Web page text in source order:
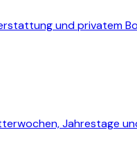
und privatem
Jahrestage